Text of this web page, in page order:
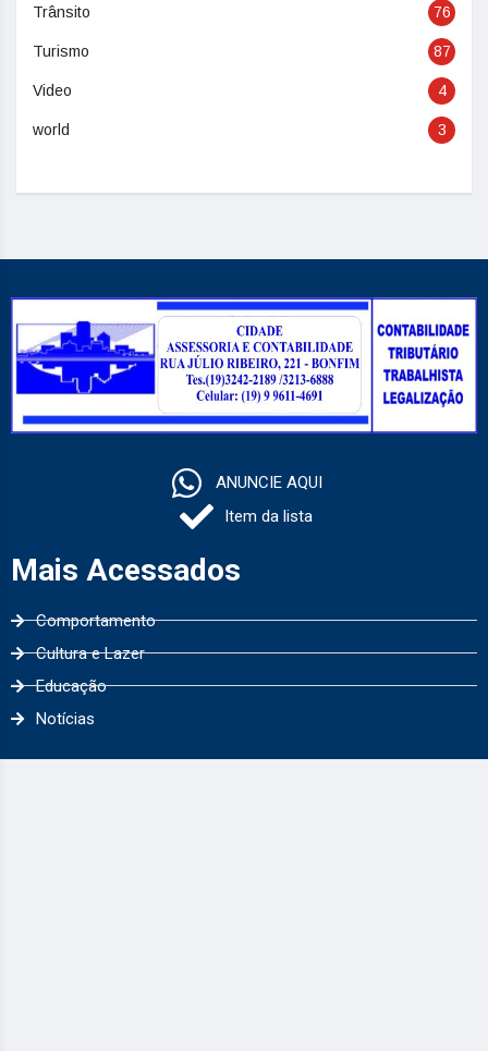
Trânsito 76
Turismo 87
Video 4
world 3
ANUNCIE AQUI
Item da lista
Mais Acessados
Comportamento
Cultura e Lazer
Educação
Notícias